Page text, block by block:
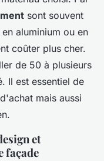
sont souvent
aluminium ou en
coûter plus cher.
de 50 à plusieurs
Il est essentiel de
mais aussi
et
façade